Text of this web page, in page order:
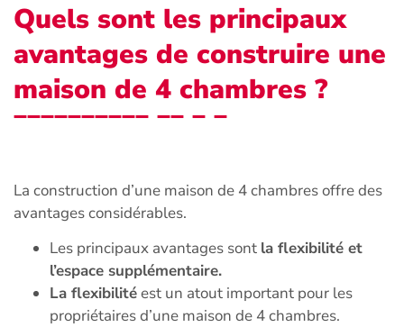
Quels sont les principaux
avantages de construire une
maison de 4 chambres ?
La construction d’une maison de 4 chambres offre des
avantages considérables.
Les principaux avantages sont la flexibilité et
l’espace supplémentaire.
La flexibilitéest un atout important pour les
propriétaires d’une maison de 4 chambres.